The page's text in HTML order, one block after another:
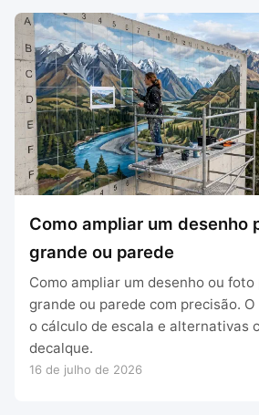
Como ampliar um desenho
grande ou parede
Como ampliar um desenho ou
grande ou parede com precisão.
o cálculo de escala e alternativas
decalque.
16 de julho de 2026